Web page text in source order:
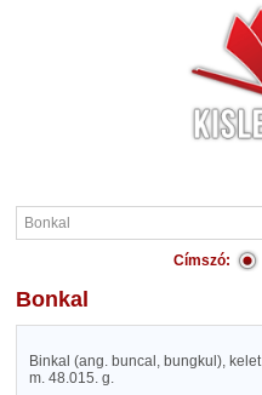
Címszó:
Bonkal
Binkal (ang. buncal, bungkul),
m. 48.015. g.